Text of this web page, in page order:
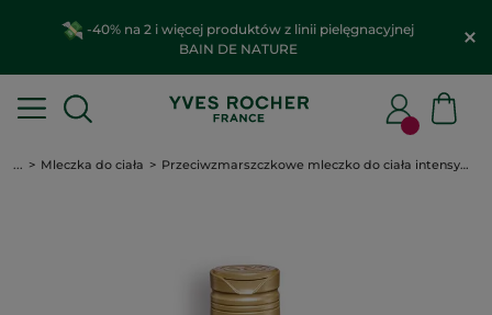
-40% na 2 i więcej produktów z linii pielęgnacyjnej
BAIN DE NATURE
... Mleczka do ciała Przeciwzmarszczkowe mleczko do ciała intensywnie regenerujące